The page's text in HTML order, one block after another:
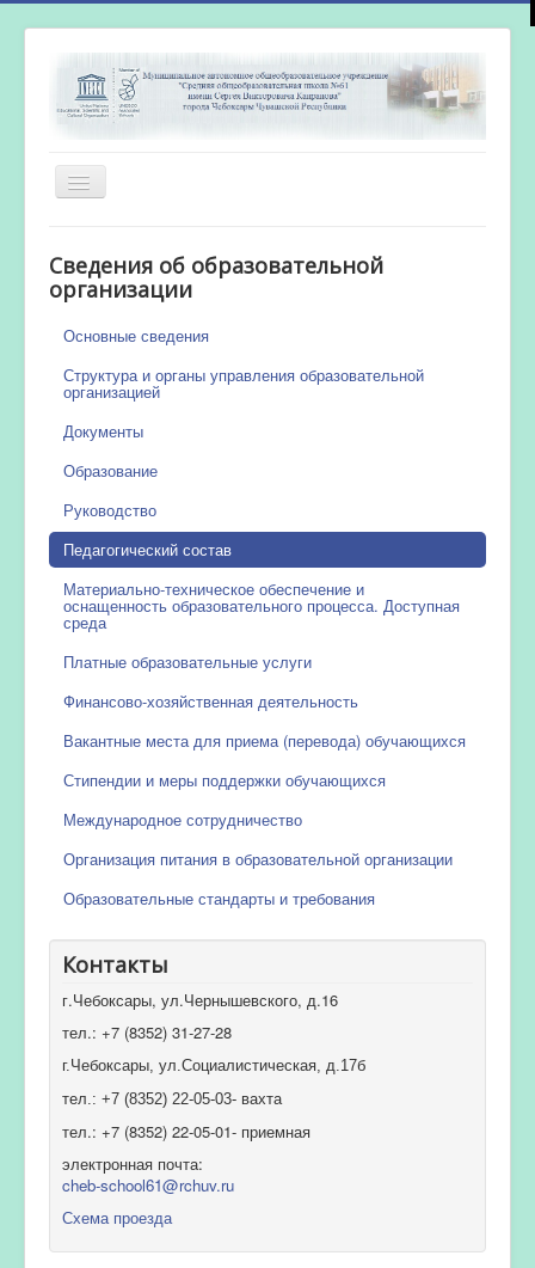
Включить/
выключить
Новости
Сведения об образовательной
организации
Основные сведения
Структура и органы управления образовательной
организацией
Документы
Образование
Руководство
Педагогический состав
Материально-техническое обеспечение и
оснащенность образовательного процесса. Доступная
среда
Платные образовательные услуги
Финансово-хозяйственная деятельность
Вакантные места для приема (перевода) обучающихся
Стипендии и меры поддержки обучающихся
Международное сотрудничество
Организация питания в образовательной организации
Образовательные стандарты и требования
Контакты
г.Чебоксары, ул.Чернышевского, д.16
тел.: +7 (8352) 31-27-28
г.Чебоксары, ул.Социалистическая, д.17б
тел.: +7 (8352) 22-05-03- вахта
тел.: +7 (8352) 22-05-01- приемная
электронная почта:
cheb-school61@rchuv.ru
Схема проезда